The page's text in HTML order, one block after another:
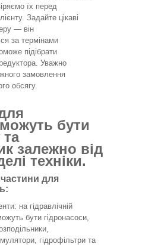
їх перед
Задайте цікаві
— він
за термінами
підібрати
Уважно
замовлення
обсягу.
бути
та
залежно від
техніки.
для
на гідравлічній
бути гідронасоси,
гідрофільтри та